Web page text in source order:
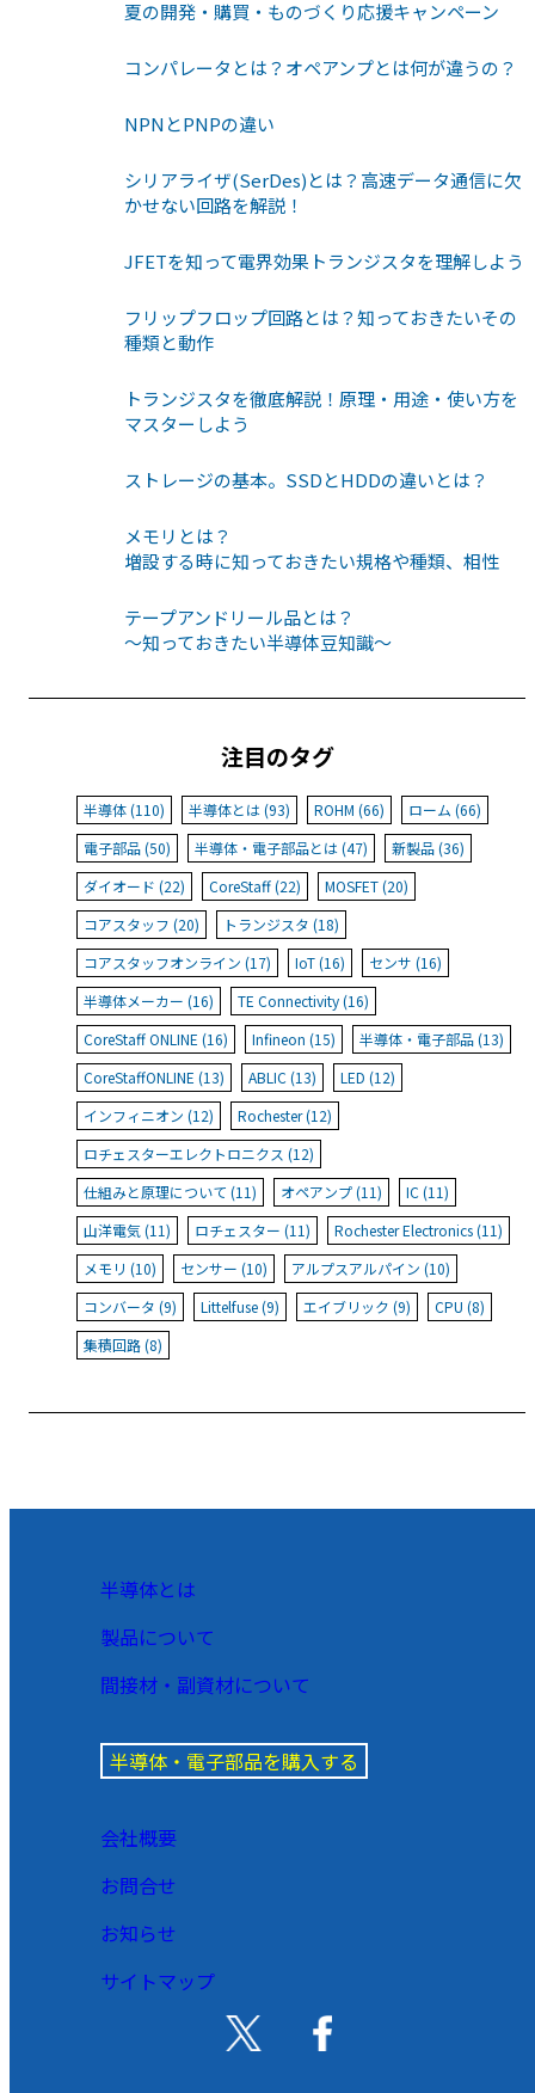
夏の開発・購買・ものづくり応援キャンペーン
コンパレータとは？オペアンプとは何が違うの？
NPNとPNPの違い
シリアライザ(SerDes)とは？高速データ通信に欠
かせない回路を解説！
JFETを知って電界効果トランジスタを理解しよう
フリップフロップ回路とは？知っておきたいその
種類と動作
トランジスタを徹底解説！原理・用途・使い方を
マスターしよう
ストレージの基本。SSDとHDDの違いとは？
メモリとは？
増設する時に知っておきたい規格や種類、相性
テープアンドリール品とは？
〜知っておきたい半導体豆知識〜
注目のタグ
半導体 (110) 半導体とは (93) ROHM (66)
ローム (66)
電子部品 (50)
半導体・電子部品とは (47)
新製品 (36)
ダイオード (22)
CoreStaff (22)
MOSFET (20)
コアスタッフ (20)
トランジスタ (18)
コアスタッフオンライン (17)
IoT (16)
センサ (16)
半導体メーカー (16)
TE Connectivity (16)
CoreStaff ONLINE (16)
Infineon (15)
半導体・電子部品 (13)
CoreStaffONLINE (13)
ABLIC (13)
LED (12)
インフィニオン (12)
Rochester (12)
ロチェスターエレクトロニクス (12)
仕組みと原理について (11)
オペアンプ (11)
IC (11)
山洋電気 (11)
ロチェスター (11)
Rochester Electronics (11)
メモリ (10)
センサー (10)
アルプスアルパイン (10)
コンバータ (9)
Littelfuse (9) エイブリック (9)
CPU (8)
集積回路 (8)
半導体とは
製品について
間接材・副資材について
半導体・電子部品を購入する
会社概要
お問合せ
お知らせ
サイトマップ